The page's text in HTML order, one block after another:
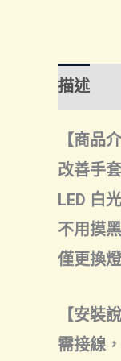
描述
【商品
改善手
LED 白
不用摸
僅更換
【安裝
需接線